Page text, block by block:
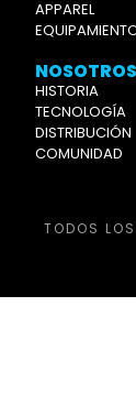
APPAREL
NOSOTROS
HISTORIA
TECNOLOGÍA
DISTRIBUCIÓN
COMUNIDAD
TODOS